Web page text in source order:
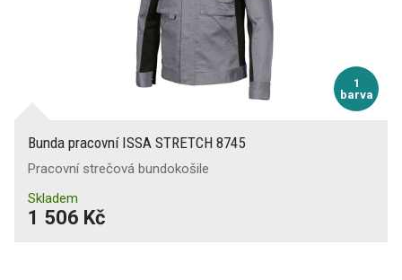
1
barva
Bunda pracovní ISSA STRETCH 8745
Pracovní strečová bundokošile
Skladem
1 506 Kč